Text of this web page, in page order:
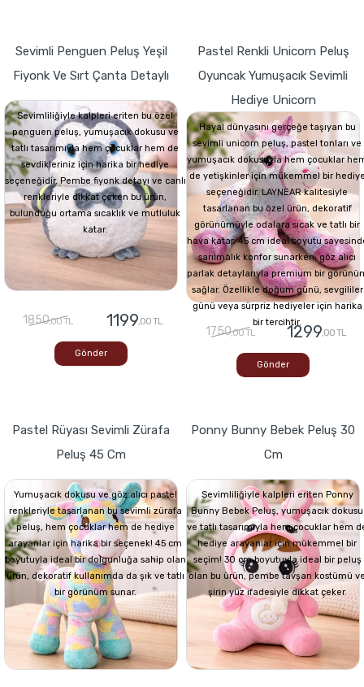
Sevimli Penguen Peluş Yeşil
Fiyonk Ve Sırt Çanta Detaylı
Sevimliliğiyle kalpleri eriten bu özel
penguen peluş, yumuşacık dokusu ve
tatlı tasarımıyla hem çocuklar hem de
sevdikleriniz için harika bir hediye
seçeneğidir. Pembe fiyonk detayı ve canlı
renkleriyle dikkat çeken bu ürün,
bulunduğu ortama sıcaklık ve mutluluk
katar.
1850,00 TL 1199,00 TL
Gönder
Pastel Renkli Unicorn Peluş
Oyuncak Yumuşacık Sevimli
Hediye Unicorn
Hayal dünyasını gerçeğe taşıyan bu
sevimli unicorn peluş, pastel tonları ve
yumuşacık dokusuyla hem çocuklar
de yetişkinler için mükemmel bir
seçeneğidir. LAYNEAR kalitesiyle
tasarlanan bu özel ürün, dekoratif
görünümüyle odalara sıcak ve tatlı bir
hava katar. 45 cm ideal boyutu
sarılmalık konfor sunarken, göz alıcı
parlak detaylarıyla premium bir
sağlar. Özellikle doğum günü, sevgililer
günü veya sürpriz hediyeler için harika
bir tercihtir.
1750,00 TL 1299,00 TL
Gönder
Pastel Rüyası Sevimli Zürafa
Peluş 45 Cm
Yumuşacık dokusu ve göz alıcı pastel
renkleriyle tasarlanan bu sevimli zürafa
peluş, hem çocuklar hem de hediye
arayanlar için harika bir seçenek! 45 cm
boyutuyla ideal bir dolgunluğa sahip olan
ürün, dekoratif kullanımda da şık ve tatlı
bir görünüm sunar.
Ponny Bunny Bebek Peluş 30
Cm
Sevimliliğiyle kalpleri eriten Ponny
Bunny Bebek Peluş, yumuşacık dokusu
ve tatlı tasarımıyla hem çocuklar hem
hediye arayanlar için mükemmel bir
seçim! 30 cm boyutuyla ideal bir peluş
olan bu ürün, pembe tavşan kostümü
şirin yüz ifadesiyle dikkat çeker.